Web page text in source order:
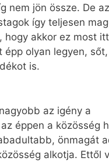
nem jön össze. De az
így teljesen
hogy akkor ez most
épp olyan legyen, sőt,
is.
az igény a
éppen a közösség
önmagát
alkotja. Ettől